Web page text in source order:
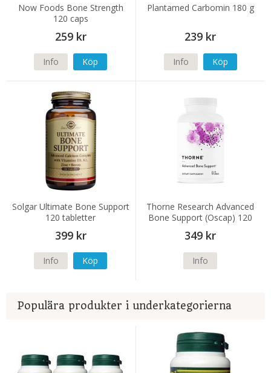
Now Foods Bone Strength
120 caps
259 kr
Info Köp
Plantamed Carbomin 180 g
239 kr
Info Köp
Solgar Ultimate Bone Support
120 tabletter
399 kr
Info Köp
Thorne Research Advanced
Bone Support (Oscap) 120
kapslar
349 kr
Info
Populära produkter i underkategorierna